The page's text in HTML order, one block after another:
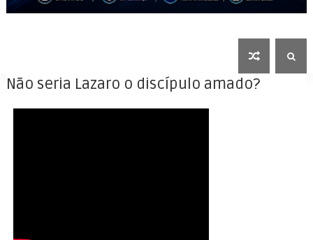
Não seria Lazaro o discípulo amado?